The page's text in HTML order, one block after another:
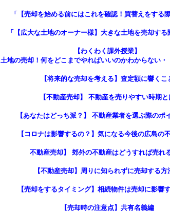
「 【売却を始める前にはこれを確認！買替えをする
「【広大な土地のオーナー様】大きな土地を売却する
【わくわく課外授業】
土地の売却！何をどこまでやればいいのかわからない・
【将来的な売却を考える】査定額に響くこ
【不動産売却】 不動産を売りやすい時期と
【あなたはどっち派？】 不動産業者を選ぶ際のポ
【コロナは影響するの？】気になる今後の広島の
不動産売却】 郊外の不動産はどうすれば売れ
【不動産売却】周りに知られずに売却する方
【売却をするタイミング】相続物件は売却に影響
【売却時の注意点】共有名義編